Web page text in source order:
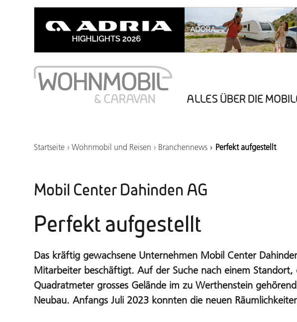
ALLES ÜBER DIE
Startseite Wohnmobil und Reisen Branchennews Perfekt aufgestellt
Mobil Center Dahinden AG
Perfekt aufgestellt
Das kräftig gewachsene Unternehmen Mobil Center
Mitarbeiter beschäftigt. Auf der Suche nach einem
Quadratmeter grosses Gelände im zu Werthenstein
Neubau. Anfangs Juli 2023 konnten die neuen